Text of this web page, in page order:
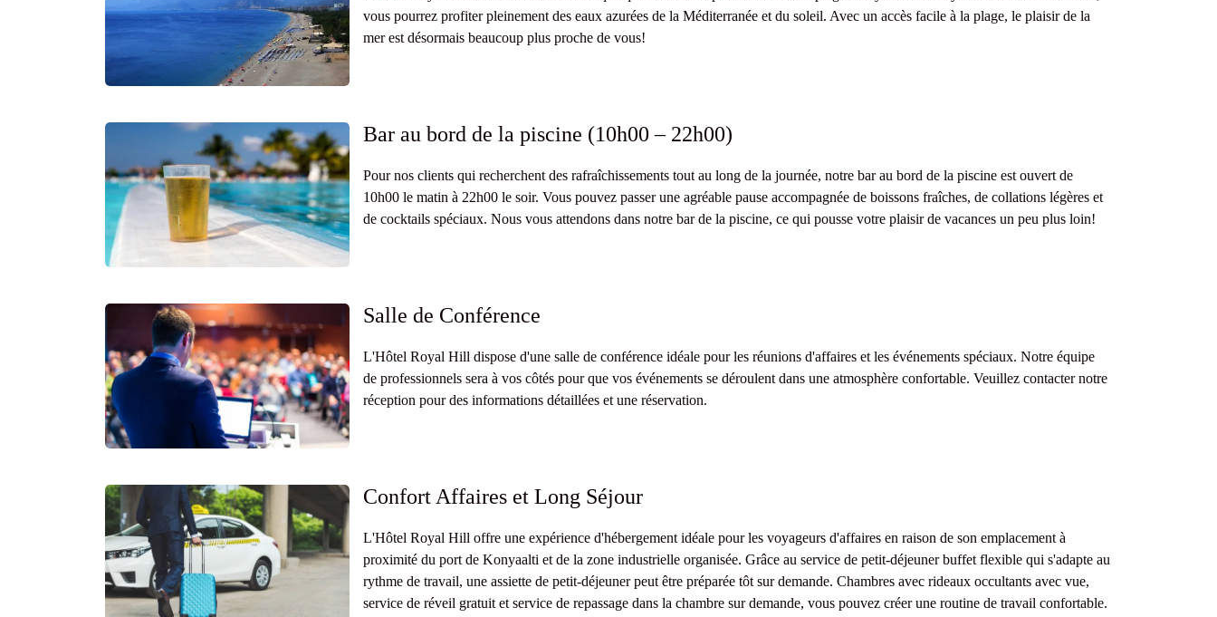
vous pourrez profiter pleinement des eaux azurées de la Méditerranée et du soleil. Avec un accès facile à la plage, le plaisir de la
mer est désormais beaucoup plus proche de vous!
Bar au bord de la piscine (10h00 – 22h00)
Pour nos clients qui recherchent des rafraîchissements tout au long de la journée, notre bar au bord de la piscine est ouvert de
10h00 le matin à 22h00 le soir. Vous pouvez passer une agréable pause accompagnée de boissons fraîches, de collations légères et
de cocktails spéciaux. Nous vous attendons dans notre bar de la piscine, ce qui pousse votre plaisir de vacances un peu plus loin!
Salle de Conférence
L'Hôtel Royal Hill dispose d'une salle de conférence idéale pour les réunions d'affaires et les événements spéciaux. Notre équipe
de professionnels sera à vos côtés pour que vos événements se déroulent dans une atmosphère confortable. Veuillez contacter notre
réception pour des informations détaillées et une réservation.
Confort Affaires et Long Séjour
L'Hôtel Royal Hill offre une expérience d'hébergement idéale pour les voyageurs d'affaires en raison de son emplacement à
proximité du port de Konyaalti et de la zone industrielle organisée. Grâce au service de petit-déjeuner buffet flexible qui s'adapte au
rythme de travail, une assiette de petit-déjeuner peut être préparée tôt sur demande. Chambres avec rideaux occultants avec vue,
service de réveil gratuit et service de repassage dans la chambre sur demande, vous pouvez créer une routine de travail confortable.